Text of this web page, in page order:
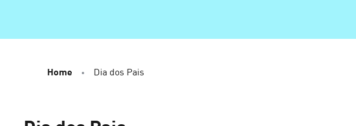
Home Dia dos Pais